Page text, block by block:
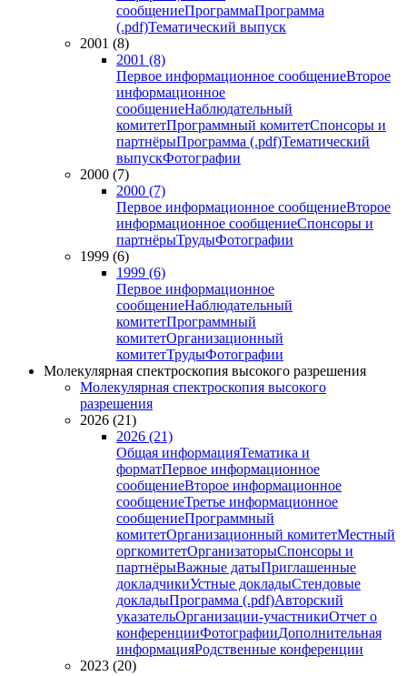
сообщениеПрограммаПрограмма
(.pdf)Тематический выпуск
2001 (8)
2001 (8)
Первое информационное сообщениеВторое
информационное
сообщениеНаблюдательный
комитетПрограммный комитетСпонсоры и
партнёрыПрограмма (.pdf)Тематический
выпускФотографии
2000 (7)
2000 (7)
Первое информационное сообщениеВторое
информационное сообщениеСпонсоры и
партнёрыТрудыФотографии
1999 (6)
1999 (6)
Первое информационное
сообщениеНаблюдательный
комитетПрограммный
комитетОрганизационный
комитетТрудыФотографии
Молекулярная спектроскопия высокого разрешения
Молекулярная спектроскопия высокого
разрешения
2026 (21)
2026 (21)
Общая информацияТематика и
форматПервое информационное
сообщениеВторое информационное
сообщениеТретье информационное
сообщениеПрограммный
комитетОрганизационный комитетМестный
оргкомитетОрганизаторыСпонсоры и
партнёрыВажные датыПриглашенные
докладчикиУстные докладыСтендовые
докладыПрограмма (.pdf)Авторский
указательОрганизации-участникиОтчет о
конференцииФотографииДополнительная
информацияРодственные конференции
2023 (20)